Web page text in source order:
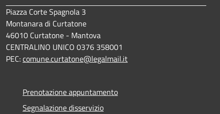
Piazza Corte Spagnola 3
Montanara di Curtatone
46010 Curtatone - Mantova
CENTRALINO UNICO 0376 358001
PEC:comune.curtatone@legalmail.it
Prenotazione appuntamento
Segnalazione disservizio